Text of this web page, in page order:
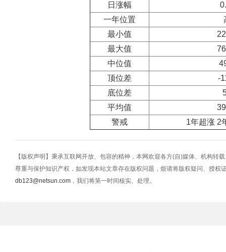
日涨幅
一年位置
最小值
最大值
中位值
顶位差
-
底位差
平均值
警戒
1年超涨 2
【版权声明】秉承互联网开放、包容的精神，本网欢迎各方(自)媒体、机构转
尊重与保护知识产权，如发现本站文章存在版权问题，烦请将版权疑问、授权
db123@netsun.com ，我们将第一时间核实、处理。